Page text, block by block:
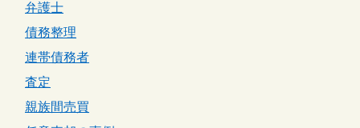
弁護士
債務整理
連帯債務者
査定
親族間売買